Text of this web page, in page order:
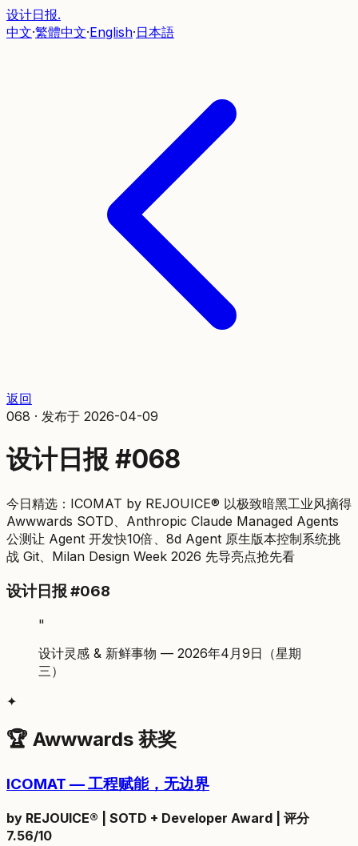
设计日报.
中文·繁體中文·English·日本語
返回
068 · 发布于 2026-04-09
设计日报 #068
今日精选：ICOMAT by REJOUICE® 以极致暗黑工业风摘得
Awwwards SOTD、Anthropic Claude Managed Agents
公测让 Agent 开发快10倍、8d Agent 原生版本控制系统挑
战 Git、Milan Design Week 2026 先导亮点抢先看
设计日报 #068
"
设计灵感 & 新鲜事物 — 2026年4月9日（星期
三）
✦
🏆 Awwwards 获奖
ICOMAT — 工程赋能，无边界
by REJOUICE® | SOTD + Developer Award | 评分
7.56/10